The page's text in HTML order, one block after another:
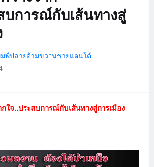
บการณ์กับเส้นทางสู่
พ์ปลายด้ามขวานชายแดนใต้
ใจ..ประสบการณ์กับเส้นทางสู่การเมือง